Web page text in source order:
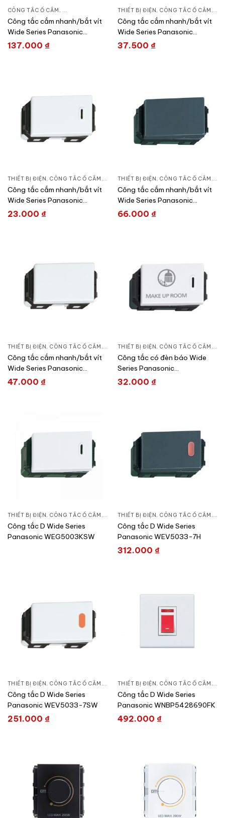
CÔNG TẮC Ổ CẮM , DÒNG WIDE SERIES,THIẾT BỊ ĐIỆN
Công tắc cắm nhanh/bắt vít
Wide Series Panasonic
WEG5152-
137.000 ₫
THIẾT BỊ ĐIỆN , CÔNG TẮC Ổ CẮM ,
Công tắc cắm nhanh/bắt vít
Wide Series Panasonic
WEV5001H/ WEV5001-7H
37.500 ₫
THIẾT BỊ ĐIỆN, CÔNG TẮC Ổ CẮM , DÒNG WIDE SERIES
Công tắc cắm nhanh/bắt vít
Wide Series Panasonic
WEV5001SW/WEV5001-7SW
23.000 ₫
THIẾT BỊ ĐIỆN, CÔNG TẮC Ổ CẮM ,
Công tắc cắm nhanh/bắt vít
Wide Series Panasonic
WEV5002H/ WEV5002-7H
66.000 ₫
THIẾT BỊ ĐIỆN , CÔNG TẮC Ổ CẮM , DÒNG WIDE SERIES
Công tắc cắm nhanh/bắt vít
Wide Series Panasonic
WEV5002SW/WEV5002-
47.000 ₫
THIẾT BỊ ĐIỆN , CÔNG TẮC Ổ CẮM ,
Công tắc có đèn báo Wide
Series Panasonic
WEG5001K-031
32.000 ₫
THIẾT BỊ ĐIỆN, CÔNG TẮC Ổ CẮM , DÒNG WIDE SERIES
Công tắc D Wide Series
Panasonic WEG5003KSW
THIẾT BỊ ĐIỆN, CÔNG TẮC Ổ CẮM ,
Công tắc D Wide Series
Panasonic WEV5033-7H
312.000 ₫
THIẾT BỊ ĐIỆN, CÔNG TẮC Ổ CẮM , DÒNG WIDE SERIES
Công tắc D Wide Series
Panasonic WEV5033-7SW
251.000 ₫
THIẾT BỊ ĐIỆN, CÔNG TẮC Ổ CẮM ,
Công tắc D Wide Series
Panasonic WNBP5428690FK
492.000 ₫